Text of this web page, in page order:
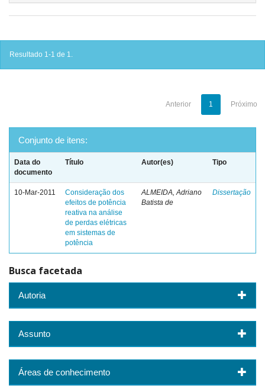
Resultado 1-1 de 1.
Anterior 1 Próximo
Conjunto de itens:
Data do
documento
Título Autor(es) Tipo
10-Mar-2011
Consideração dos
efeitos de potência
reativa na análise
de perdas elétricas
em sistemas de
potência
ALMEIDA, Adriano
Batista de
Dissertação
Busca facetada
Autoria
Assunto
Áreas de conhecimento